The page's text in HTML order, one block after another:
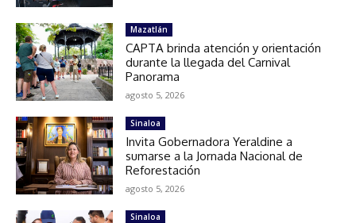
Mazatlán
CAPTA brinda atención y orientación
durante la llegada del Carnival
Panorama
agosto 5, 2026
Sinaloa
Invita Gobernadora Yeraldine a
sumarse a la Jornada Nacional de
Reforestación
agosto 5, 2026
Sinaloa